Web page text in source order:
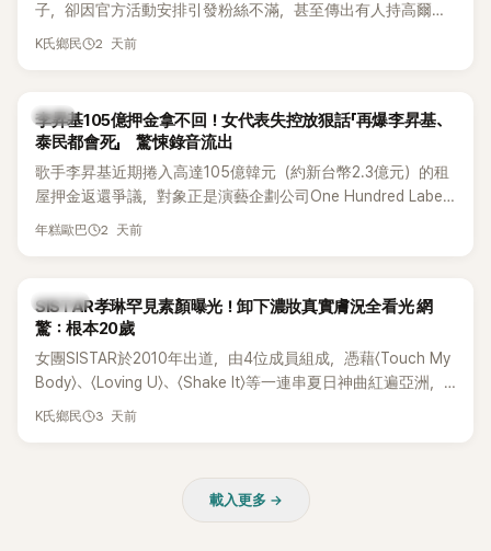
子，卻因官方活動安排引發粉絲不滿，甚至傳出有人持高爾夫
球桿到YG娛樂大樓鬧事。Jisoo今（8日）也親自發文向BLINK
K氏鄉民 2 天前
韓星
李昇基105億押金拿不回！女代表失控放狠話「再爆李昇基、
泰民都會死」 驚悚錄音流出
歌手李昇基近期捲入高達105億韓元（約新台幣2.3億元）的租
屋押金返還爭議，對象正是演藝企劃公司One Hundred Label
代表車佳媛(차가원)。如今事件再掀風波，YouTuber李鎮浩公開
年糕歐巴 2 天前
K-POP
SISTAR孝琳罕見素顏曝光！卸下濃妝真實膚況全看光 網
驚：根本20歲
女團SISTAR於2010年出道，由4位成員組成，憑藉〈Touch My
Body〉、〈Loving U〉、〈Shake It〉等一連串夏日神曲紅遍亞洲，
獲封「夏日女王」。不過，團體在出道滿7年後宣布解散，成員各
樣，也意外掀起網友熱議。
K氏鄉民 3 天前
載入更多 →